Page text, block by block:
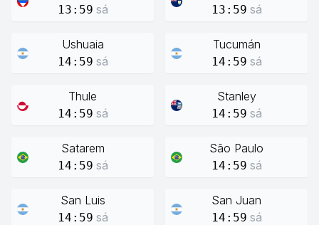
13:59 sá 13:59 sá
Ushuaia
14:59 sá
Tucumán
14:59 sá
Thule
14:59 sá
Stanley
14:59 sá
Satarem
14:59 sá
São Paulo
14:59 sá
San Luis
14:59 sá
San Juan
14:59 sá